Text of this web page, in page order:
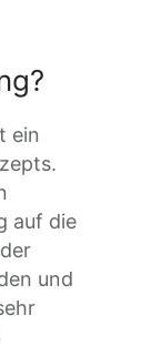
ein
auf die
und